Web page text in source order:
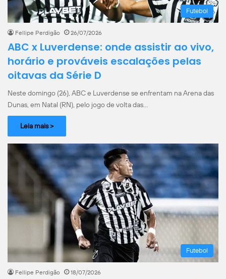
Futebol
Fellipe Perdigão 26/07/2026
ABC x Luverdense: onde assistir ao vivo,
horário e prováveis escalações pelas
oitavas da Série D
Neste domingo (26), ABC e Luverdense se enfrentam na Arena das
Dunas, em Natal (RN), pelo jogo de volta das…
Leia mais >
Futebol
Fellipe Perdigão 18/07/2026